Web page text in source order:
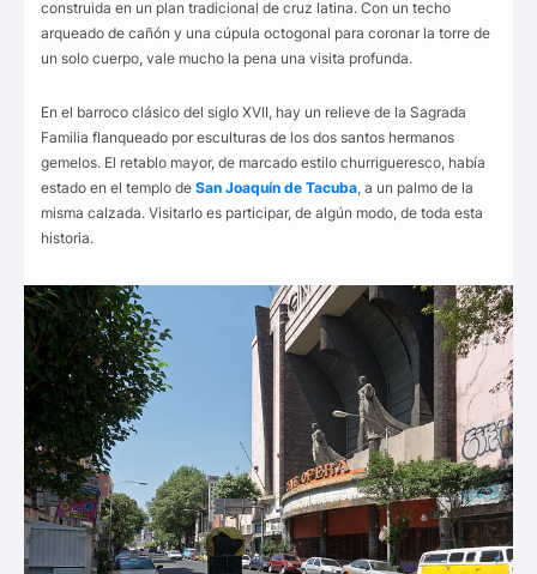
construida en un plan tradicional de cruz latina. Con un techo
arqueado de cañón y una cúpula octogonal para coronar la torre de
un solo cuerpo, vale mucho la pena una visita profunda.
En el barroco clásico del siglo XVII, hay un relieve de la Sagrada
Familia flanqueado por esculturas de los dos santos hermanos
gemelos. El retablo mayor, de marcado estilo churrigueresco, había
estado en el templo de San Joaquín de Tacuba, a un palmo de la
misma calzada. Visitarlo es participar, de algún modo, de toda esta
historia.